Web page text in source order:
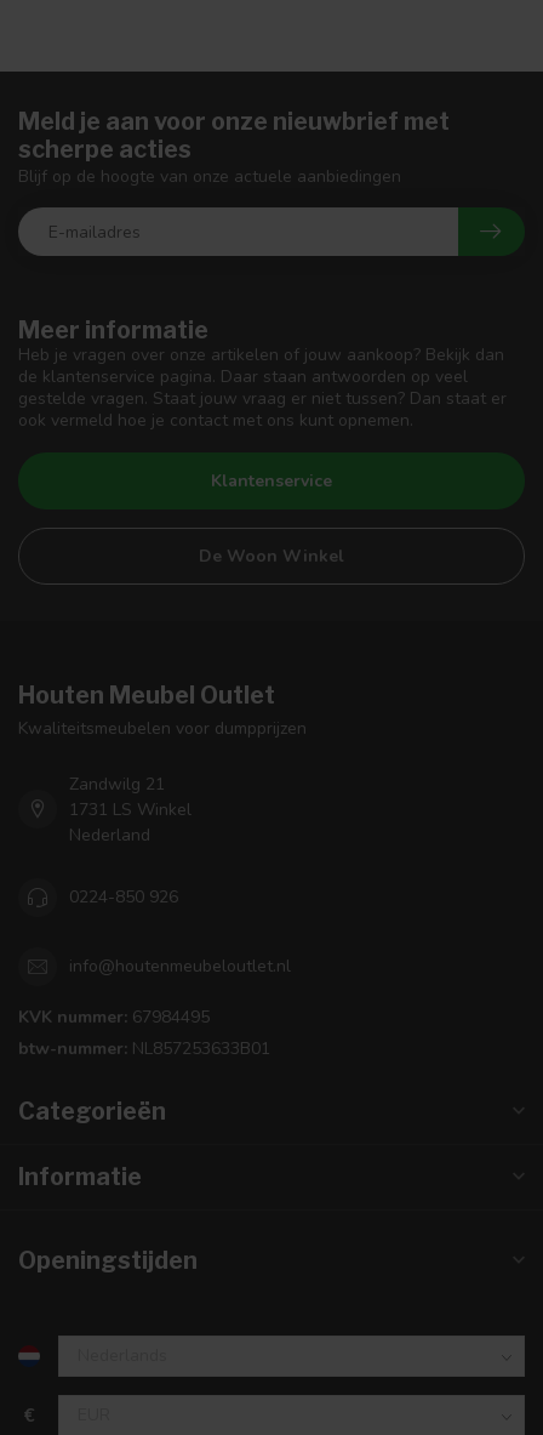
Meer informatie
Heb je vragen over onze artikelen of jouw aankoop? Bekijk dan
de klantenservice pagina. Daar staan antwoorden op veel
gestelde vragen. Staat jouw vraag er niet tussen? Dan staat er
ook vermeld hoe je contact met ons kunt opnemen.
Klantenservice
De Woon Winkel
Meld je aan voor onze nieuwbrief met
scherpe acties
Blijf op de hoogte van onze actuele aanbiedingen
Houten Meubel Outlet
Kwaliteitsmeubelen voor dumpprijzen
Zandwilg 21
1731 LS Winkel
Nederland
0224-850 926
info@houtenmeubeloutlet.nl
KVK nummer: 67984495
btw-nummer: NL857253633B01
Categorieën
Informatie
Openingstijden
€